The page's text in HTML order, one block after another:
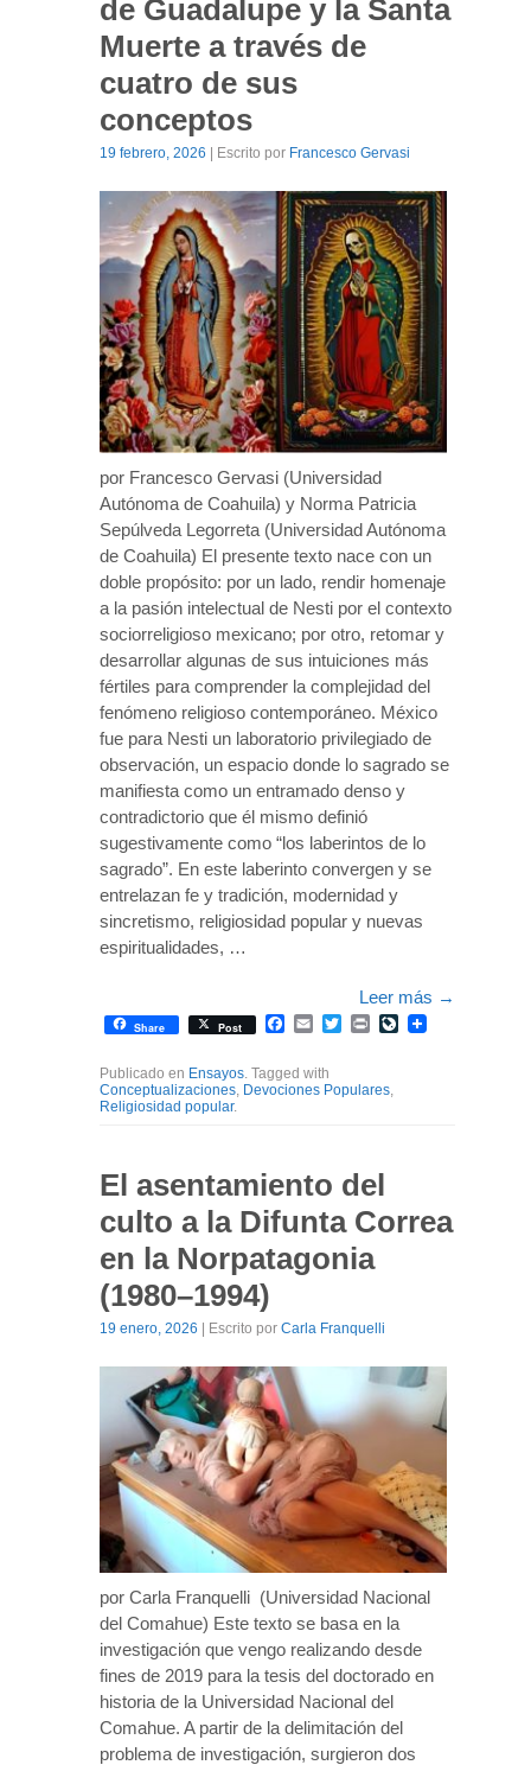
de Guadalupe y la Santa
Muerte a través de
cuatro de sus
conceptos
19 febrero, 2026 | Escrito por Francesco Gervasi
por Francesco Gervasi (Universidad
Autónoma de Coahuila) y Norma Patricia
Sepúlveda Legorreta (Universidad Autónoma
de Coahuila) El presente texto nace con un
doble propósito: por un lado, rendir homenaje
a la pasión intelectual de Nesti por el contexto
sociorreligioso mexicano; por otro, retomar y
desarrollar algunas de sus intuiciones más
fértiles para comprender la complejidad del
fenómeno religioso contemporáneo. México
fue para Nesti un laboratorio privilegiado de
observación, un espacio donde lo sagrado se
manifiesta como un entramado denso y
contradictorio que él mismo definió
sugestivamente como “los laberintos de lo
sagrado”. En este laberinto convergen y se
entrelazan fe y tradición, modernidad y
sincretismo, religiosidad popular y nuevas
espiritualidades, …
Leer más →
Share Post Facebook
EmailTwitterPrintLiveJournal
Publicado en Ensayos. Tagged with
Conceptualizaciones, Devociones Populares,
Religiosidad popular.
El asentamiento del
culto a la Difunta Correa
en la Norpatagonia
(1980–1994)
19 enero, 2026 | Escrito por Carla Franquelli
por Carla Franquelli (Universidad Nacional
del Comahue) Este texto se basa en la
investigación que vengo realizando desde
fines de 2019 para la tesis del doctorado en
historia de la Universidad Nacional del
Comahue. A partir de la delimitación del
problema de investigación, surgieron dos